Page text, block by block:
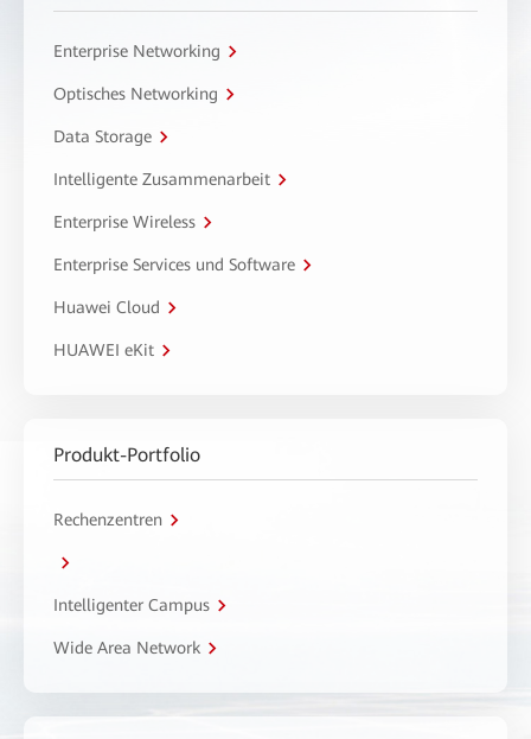
Enterprise Networking
Optisches Networking
Data Storage
Intelligente Zusammenarbeit
Enterprise Wireless
Enterprise Services und Software
Huawei Cloud
HUAWEI eKit
Produkt-Portfolio
Rechenzentren
Intelligenter Campus
Wide Area Network